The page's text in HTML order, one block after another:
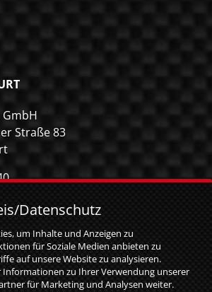
Straße 83
Datenschutz
um Inhalte und Anzeigen zu
für Soziale Medien anbieten zu
auf unsere Website zu analysieren.
Informationen zu Ihrer Verwendung unserer
für Marketing und Analysen weiter.